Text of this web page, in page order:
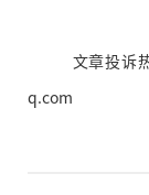
文章投诉
q.com